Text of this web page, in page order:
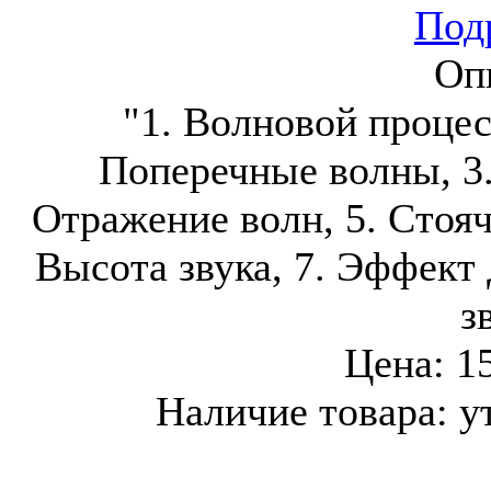
"1. Волновой
Поперечные волны,
Отражение волн, 5.
Высота звука, 7.
Цена:
Наличие товара: